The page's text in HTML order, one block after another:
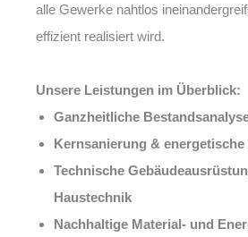
alle Gewerke nahtlos
effizient realisiert wird.
Unsere Leistungen im Überblick:
Ganzheitliche
Kernsanierung &
Technische
Haustechnik
Nachhaltige Material- und